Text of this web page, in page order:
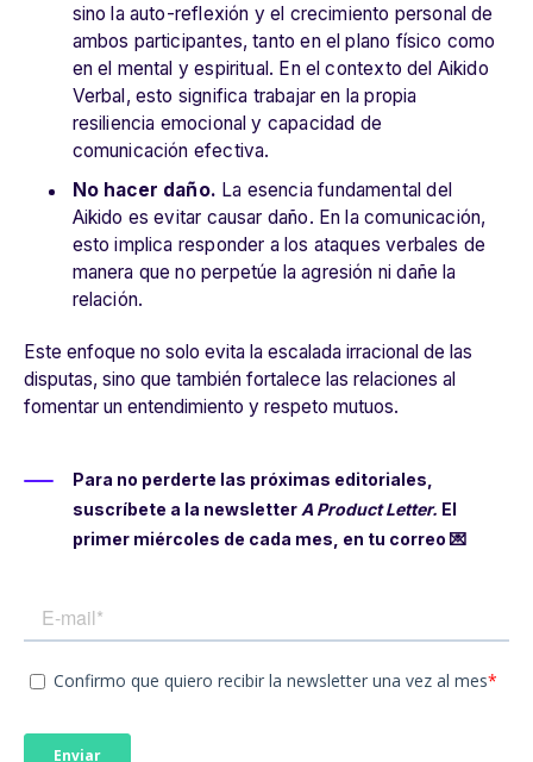
sino la auto-reflexión y el crecimiento personal de
ambos participantes, tanto en el plano físico como
en el mental y espiritual. En el contexto del Aikido
Verbal, esto significa trabajar en la propia
resiliencia emocional y capacidad de
comunicación efectiva.
No hacer daño. La esencia fundamental del
Aikido es evitar causar daño. En la comunicación,
esto implica responder a los ataques verbales de
manera que no perpetúe la agresión ni dañe la
relación.
Este enfoque no solo evita la escalada irracional de las
disputas, sino que también fortalece las relaciones al
fomentar un entendimiento y respeto mutuos.
Para no perderte las próximas editoriales,
suscríbete a la newsletter A Product Letter. El
primer miércoles de cada mes, en tu correo 💌